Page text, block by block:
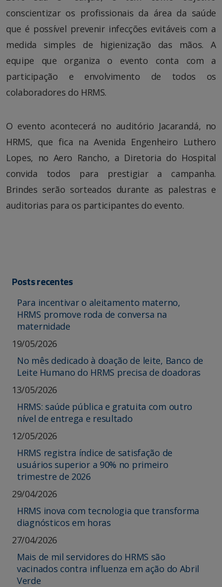
conscientizar os profissionais da área da saúde
que é possível prevenir infecções evitáveis com a
medida simples de higienização das mãos. A
equipe que organiza o evento conta com a
participação e envolvimento de todos os
colaboradores do HRMS.
O evento acontecerá no auditório Jacarandá, no
HRMS, que fica na Avenida Engenheiro Luthero
Lopes, no Aero Rancho, a Diretoria do Hospital
convida todos para prestigiar a campanha.
Brindes serão sorteados durante as palestras e
auditorias para os participantes do evento.
Posts recentes
Para incentivar o aleitamento materno,
HRMS promove roda de conversa na
maternidade
19/05/2026
No mês dedicado à doação de leite, Banco de
Leite Humano do HRMS precisa de doadoras
13/05/2026
HRMS: saúde pública e gratuita com outro
nível de entrega e resultado
12/05/2026
HRMS registra índice de satisfação de
usuários superior a 90% no primeiro
trimestre de 2026
29/04/2026
HRMS inova com tecnologia que transforma
diagnósticos em horas
27/04/2026
Mais de mil servidores do HRMS são
vacinados contra influenza em ação do Abril
Verde